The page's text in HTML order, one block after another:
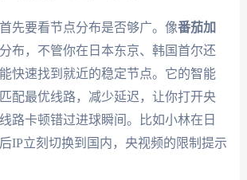
先要看节点分布是否够广。像番茄加
布，不管你在日本东京、韩国首尔还
快速找到就近的稳定节点。它的智能
配最优线路，减少延迟，让你打开央
路卡顿错过进球瞬间。比如小林在日
IP立刻切换到国内，央视频的限制提示